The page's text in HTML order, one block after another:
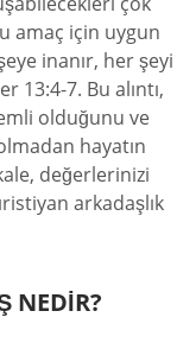
amaç için uygun
inanır, her şeyi
13:4-7. Bu alıntı,
olduğunu ve
hayatın
değerlerinizi
arkadaşlık
NEDIR?